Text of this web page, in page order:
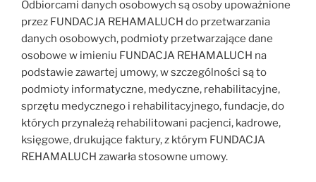
Odbiorcami danych osobowych są osoby upoważnione
przez FUNDACJA REHAMALUCH do przetwarzania
danych osobowych, podmioty przetwarzające dane
osobowe w imieniu FUNDACJA REHAMALUCH na
podstawie zawartej umowy, w szczególności są to
podmioty informatyczne, medyczne, rehabilitacyjne,
sprzętu medycznego i rehabilitacyjnego, fundacje, do
których przynależą rehabilitowani pacjenci, kadrowe,
księgowe, drukujące faktury, z którym FUNDACJA
REHAMALUCH zawarła stosowne umowy.